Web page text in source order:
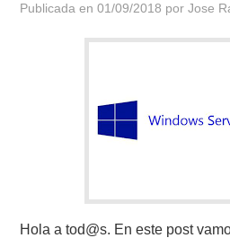
Publicada en01/09/2018 porJose
Hola a tod@s. En este post